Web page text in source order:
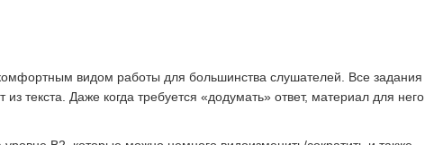
видом работы для большинства слушателей. Все задания
текста. Даже когда требуется «додумать» ответ, материал для него